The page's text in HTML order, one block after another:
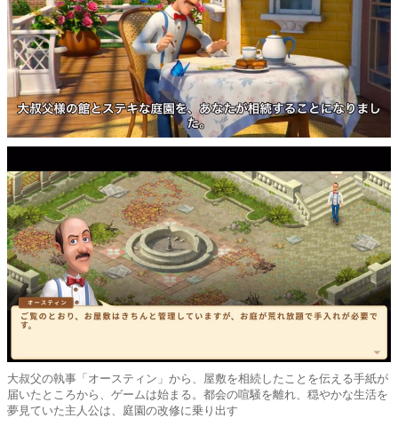
大叔父の執事「オースティン」から、屋敷を相続したことを伝える手紙が
届いたところから、ゲームは始まる。都会の喧騒を離れ、穏やかな生活を
夢見ていた主人公は、庭園の改修に乗り出す